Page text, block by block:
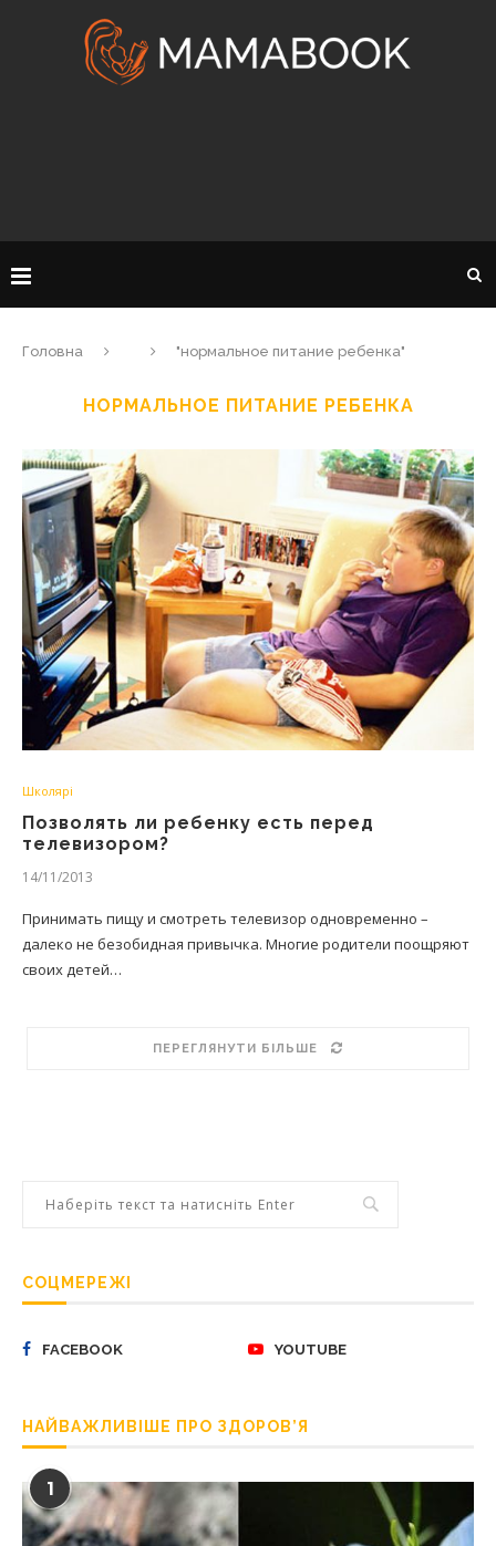
Головна "нормальное питание ребенка"
НОРМАЛЬНОЕ ПИТАНИЕ РЕБЕНКА
Школярі
Позволять ли ребенку есть перед
телевизором?
14/11/2013
Принимать пищу и смотреть телевизор одновременно –
далеко не безобидная привычка. Многие родители поощряют
своих детей…
ПЕРЕГЛЯНУТИ БІЛЬШЕ
СОЦМЕРЕЖІ
FACEBOOK YOUTUBE
НАЙВАЖЛИВІШЕ ПРО ЗДОРОВ’Я
1